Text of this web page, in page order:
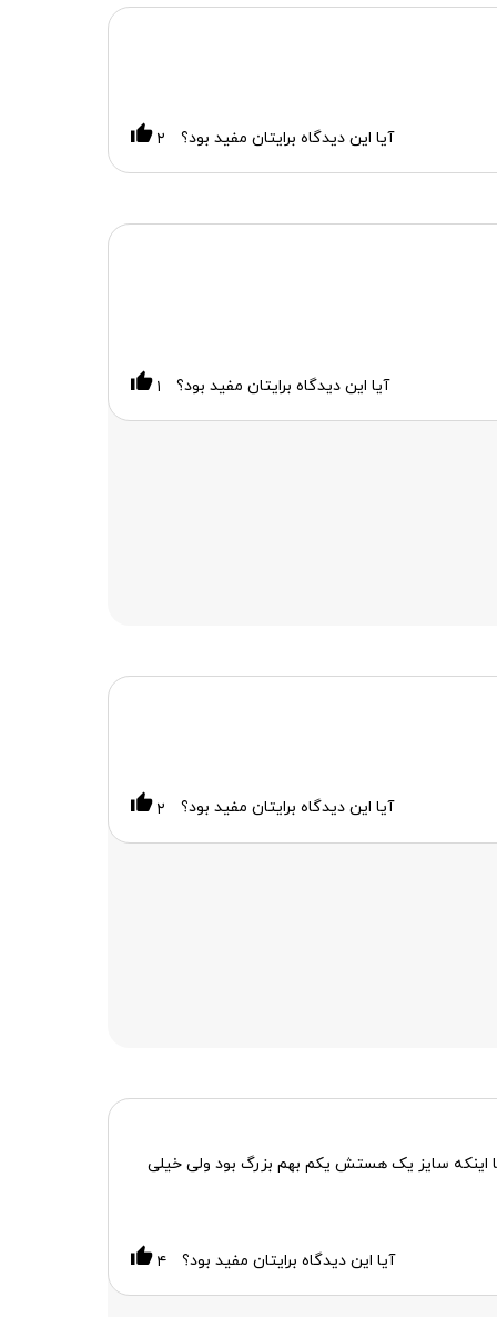
آیا این دیدگاه برایتان مفید بود؟ ۲
آیا این دیدگاه برایتان مفید بود؟ ۱
آیا این دیدگاه برایتان مفید بود؟ ۲
با اینکه سایز یک هستش یکم بهم بزرگ بود ولی خیلی
آیا این دیدگاه برایتان مفید بود؟ ۴